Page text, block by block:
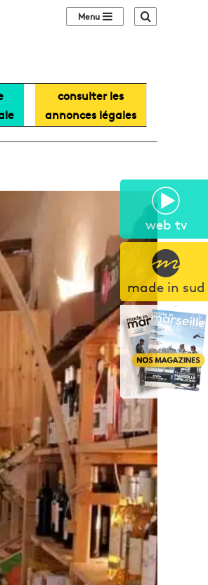
web tv
made in sud
Sidebar (barre
consulter les
annonces légales